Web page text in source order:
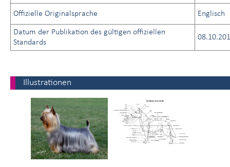
Offizielle Originalsprache Englisch
Datum der Publikation des gültigen offiziellen
Standards
Illustrationen